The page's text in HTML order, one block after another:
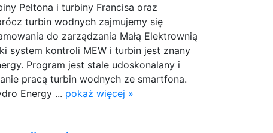
Peltona i turbiny Francisa oraz
turbin wodnych zajmujemy się
do zarządzania Małą Elektrownią
system kontroli MEW i turbin jest znany
Program jest stale udoskonalany i
pracą turbin wodnych ze smartfona.
Energy ... pokaż więcej »